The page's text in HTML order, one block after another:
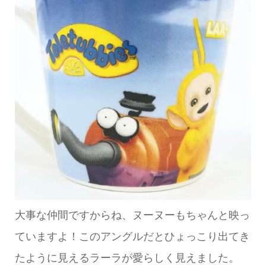
大事な仲間ですからね、ヌーヌーもちゃんと映っ
ていますよ！このアングルだとひょっこり出てき
たように見えるラーラが愛らしく見えました。